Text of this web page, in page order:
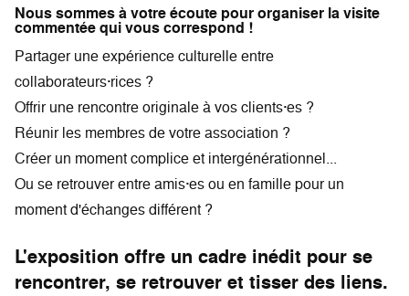
Nous sommes à votre écoute pour organiser la visite
commentée qui vous correspond !
Partager une expérience culturelle entre
collaborateurs·rices ?
Offrir une rencontre originale à vos clients·es ?
Réunir les membres de votre association ?
Créer un moment complice et intergénérationnel...
Ou se retrouver entre amis·es ou en famille pour un
moment d'échanges différent ?
L'exposition offre un cadre inédit pour se
rencontrer, se retrouver et tisser des liens.